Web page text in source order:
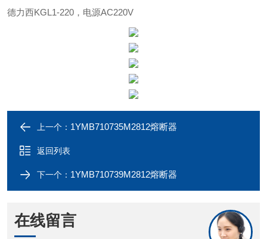
德力西KGL1-220，电源AC220V
上一个： 1YMB710735M2812熔断器
返回列表
下一个： 1YMB710739M2812熔断器
在线留言